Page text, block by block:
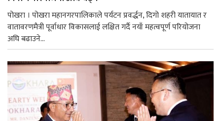
पोखरा । पोखरा महानगरपालिकाले पर्यटन प्रवर्द्धन, दिगो शहरी यातायात र
वातावरणमैत्री पूर्वाधार विकासलाई लक्षित गर्दै नयाँ महत्वपूर्ण परियोजना
अघि बढाउने...